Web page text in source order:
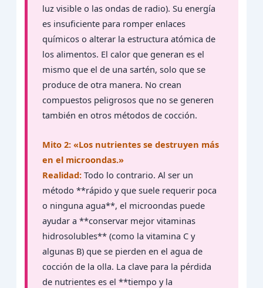
luz visible o las ondas de radio). Su energía
es insuficiente para romper enlaces
químicos o alterar la estructura atómica de
los alimentos. El calor que generan es el
mismo que el de una sartén, solo que se
produce de otra manera. No crean
compuestos peligrosos que no se generen
también en otros métodos de cocción.
Mito 2: «Los nutrientes se destruyen más
en el microondas.»
Realidad: Todo lo contrario. Al ser un
método **rápido y que suele requerir poca
o ninguna agua**, el microondas puede
ayudar a **conservar mejor vitaminas
hidrosolubles** (como la vitamina C y
algunas B) que se pierden en el agua de
cocción de la olla. La clave para la pérdida
de nutrientes es el **tiempo y la